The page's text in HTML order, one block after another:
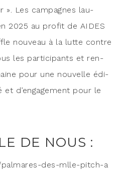
». Les cam­pagnes lau­
2025 au pro­fit de AIDES
nou­veau à la lutte contre
les par­ti­ci­pants et ren­
pour une nou­velle édi­
d’en­ga­ge­ment pour le
DE NOUS :
​d​e​s​-​m​l​l​e​-​p​i​t​c​h​-​a​